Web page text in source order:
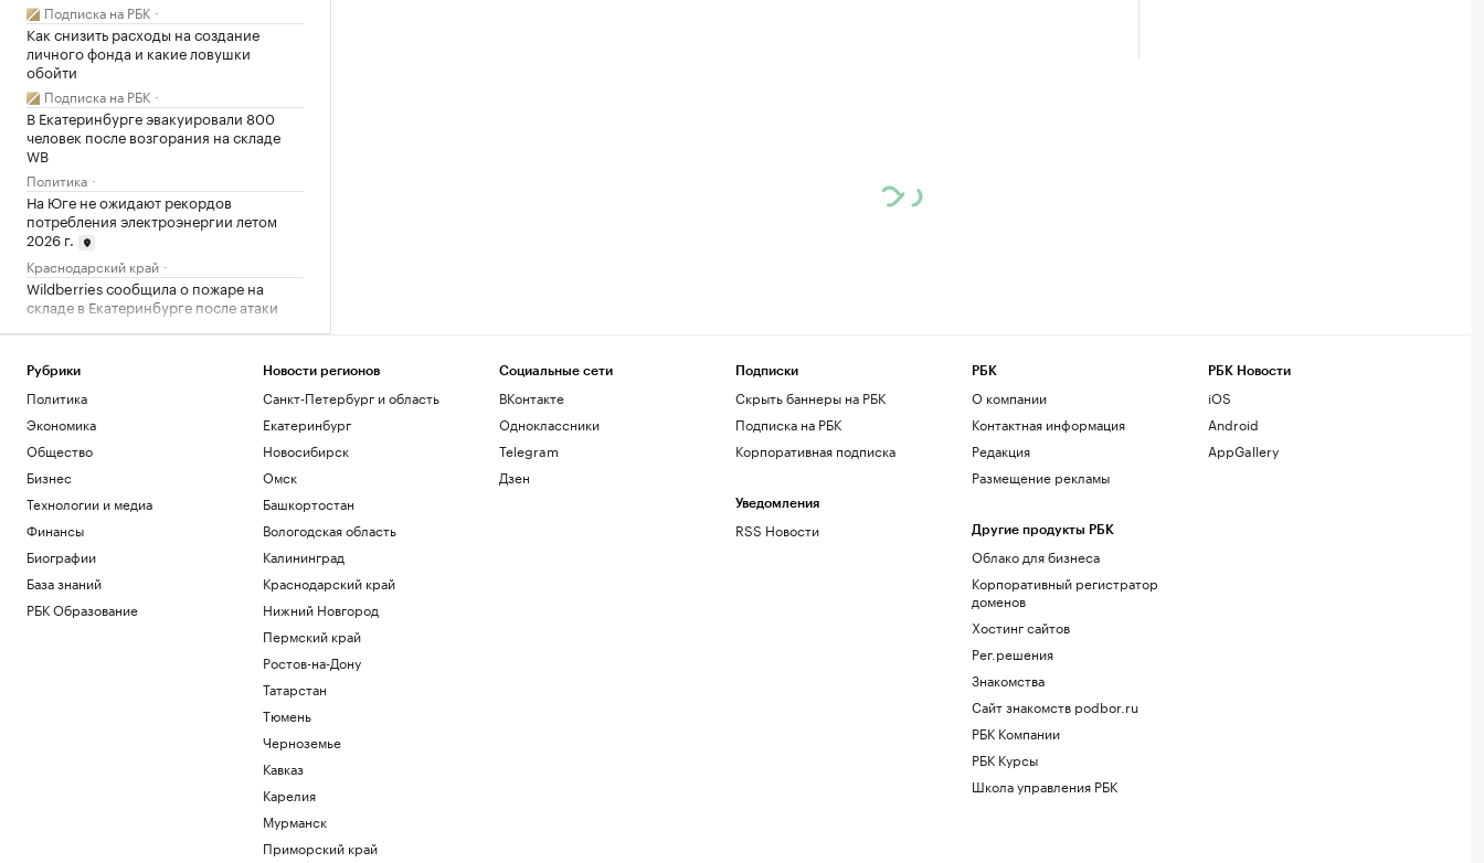
Подписка на РБК
Как снизить расходы на создание
личного фонда и какие ловушки
обойти
Подписка на РБК
В Екатеринбурге эвакуировали 800
человек после возгорания на складе
WB
Политика
На Юге не ожидают рекордов
потребления электроэнергии летом
2026 г.
Краснодарский край
Wildberries сообщила о пожаре на
складе в Екатеринбурге после атаки
Общество
сократилось на 409 тыс. за год
Общество
«Защита от стресса» с доходностью от
40%: куда вложить дивиденды
Подписка на РБК
Число патентов для иностранцев на
Кубани сократилось в 5 раз в 2026 г.
Краснодарский край
Соглашение о партнерстве ЕАЭС и ОАЭ
вступит в силу 6 октября
Политика
Как Ходынка стала новым центром
освободить осужденного в России
Рубрики
Политика
Экономика
Общество
Бизнес
Технологии и медиа
Финансы
Биографии
База знаний
РБК Образование
Новости регионов
Санкт-Петербург и область
Екатеринбург
Новосибирск
Омск
Башкортостан
Вологодская область
Калининград
Краснодарский край
Нижний Новгород
Пермский край
Ростов-на-Дону
Татарстан
Тюмень
Черноземье
Кавказ
Карелия
Мурманск
Приморский край
Социальные сети
ВКонтакте
Одноклассники
Telegram
Дзен
Подписки
Скрыть баннеры на РБК
Подписка на РБК
Корпоративная подписка
Уведомления
RSS Новости
РБК
О компании
Контактная информация
Редакция
Размещение рекламы
Другие продукты РБК
Облако для бизнеса
Корпоративный регистратор
доменов
Хостинг сайтов
Рег.решения
Знакомства
Сайт знакомств podbor.ru
РБК Компании
РБК Курсы
Школа управления РБК
РБК Новости
iOS
Android
AppGallery